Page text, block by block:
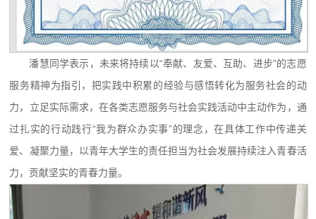
潘慧同学表示，未来将持续以“奉献、友爱、互助、进步”的志愿
服务精神为指引，把实践中积累的经验与感悟转化为服务社会的动
力，立足实际需求，在各类志愿服务与社会实践活动中主动作为，通
过扎实的行动践行“我为群众办实事”的理念，在具体工作中传递关
爱、凝聚力量，以青年大学生的责任担当为社会发展持续注入青春活
力，贡献坚实的青春力量。